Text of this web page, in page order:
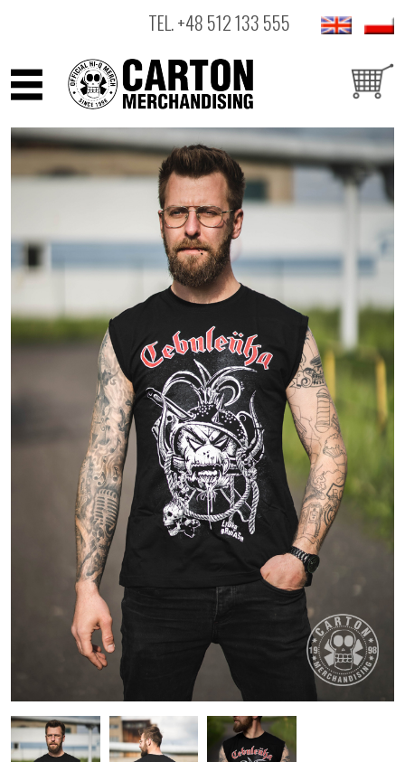
TEL.+48 512 133 555
ARTYŚCI
PRODUKTY